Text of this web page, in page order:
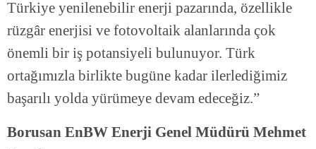
Türkiye yenilenebilir enerji pazarında, özellikle
rüzgâr enerjisi ve fotovoltaik alanlarında çok
önemli bir iş potansiyeli bulunuyor. Türk
ortağımızla birlikte bugüne kadar ilerlediğimiz
başarılı yolda yürümeye devam edeceğiz.”
Borusan EnBW Enerji Genel Müdürü Mehmet